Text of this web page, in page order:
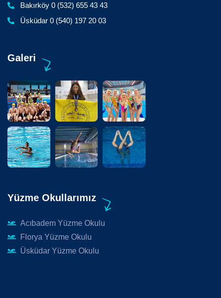
Bakırköy 0 (532) 655 43 43
Üsküdar 0 (540) 197 20 03
Galeri
Yüzme Okullarımız
Acıbadem Yüzme Okulu
Florya Yüzme Okulu
Üsküdar Yüzme Okulu